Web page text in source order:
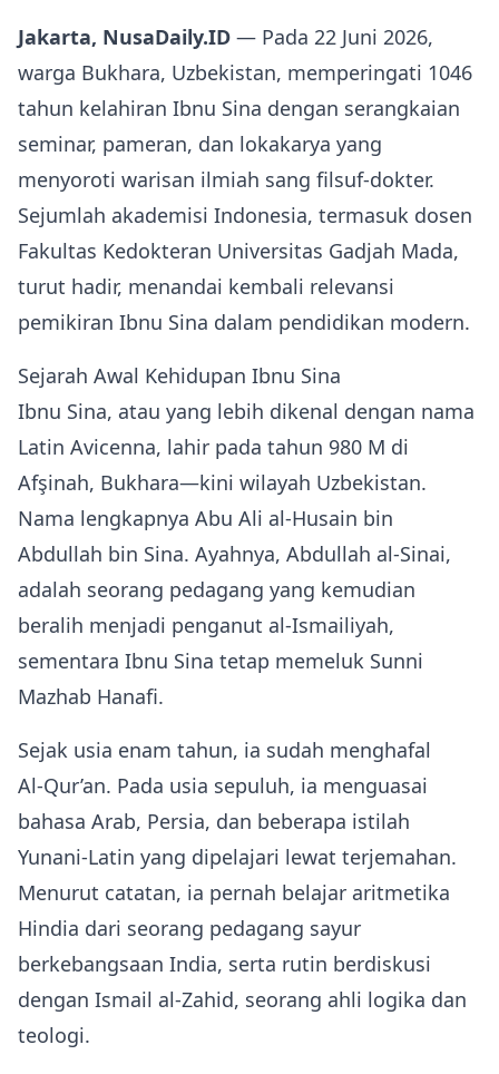
Jakarta, NusaDaily.ID — Pada 22 Juni 2026,
warga Bukhara, Uzbekistan, memperingati 1046
tahun kelahiran Ibnu Sina dengan serangkaian
seminar, pameran, dan lokakarya yang
menyoroti warisan ilmiah sang filsuf‑dokter.
Sejumlah akademisi Indonesia, termasuk dosen
Fakultas Kedokteran Universitas Gadjah Mada,
turut hadir, menandai kembali relevansi
pemikiran Ibnu Sina dalam pendidikan modern.
Sejarah Awal Kehidupan Ibnu Sina
Ibnu Sina, atau yang lebih dikenal dengan nama
Latin Avicenna, lahir pada tahun 980 M di
Afşinah, Bukhara—kini wilayah Uzbekistan.
Nama lengkapnya Abu Ali al‑Husain bin
Abdullah bin Sina. Ayahnya, Abdullah al‑Sinai,
adalah seorang pedagang yang kemudian
beralih menjadi penganut al‑Ismailiyah,
sementara Ibnu Sina tetap memeluk Sunni
Mazhab Hanafi.
Sejak usia enam tahun, ia sudah menghafal
Al‑Qur’an. Pada usia sepuluh, ia menguasai
bahasa Arab, Persia, dan beberapa istilah
Yunani‑Latin yang dipelajari lewat terjemahan.
Menurut catatan, ia pernah belajar aritmetika
Hindia dari seorang pedagang sayur
berkebangsaan India, serta rutin berdiskusi
dengan Ismail al‑Zahid, seorang ahli logika dan
teologi.